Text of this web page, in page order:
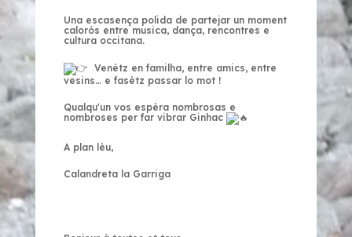
Una escasença polida de partejar un moment
calorós entre musica, dança, rencontres e
cultura occitana.
Venètz en familha, entre amics, entre
vesins… e fasètz passar lo mot !
Qualqu'un vos espèra nombrosas e
nombroses per far vibrar Ginhac
A plan lèu,
Calandreta la Garriga